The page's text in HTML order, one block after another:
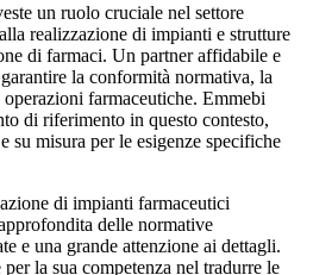
un ruolo cruciale nel settore
realizzazione di impianti e strutture
di farmaci. Un partner affidabile e
la conformità normativa, la
farmaceutiche. Emmebi
di riferimento in questo contesto,
su misura per le esigenze specifiche
di impianti farmaceutici
delle normative
e una grande attenzione ai dettagli.
la sua competenza nel tradurre le